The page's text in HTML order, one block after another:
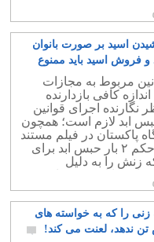
اسید بر صورت بانوان
فروش اسید باید ممنوع
مربوط به مجازات
کافی بازدارنده
نگارنده اجرای قوانین
ابد لازم است؛ همچون
پاکستان در فیلم مستند
نجات چهره که حکم ۲ بار حبس ابد برای
زنش را به دلیل
با اسید سوزانده بود،
زنی را که به خواسته های
ندهد، لعنت می کند!